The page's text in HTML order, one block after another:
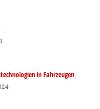
in Fahrzeugen